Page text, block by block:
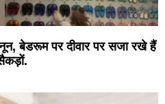
बेडरूम पर दीवार पर सजा रखे हैं